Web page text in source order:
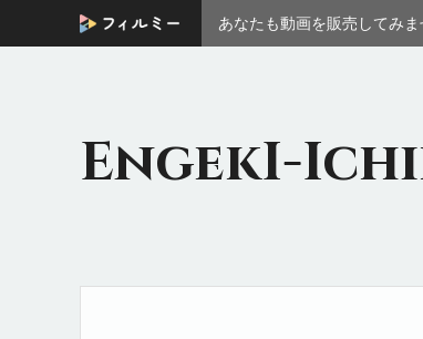
あなたも動画を販売してみま
EngekI-